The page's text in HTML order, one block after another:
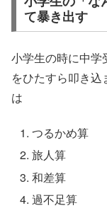
て暴き出す
小学生の時に中学
をひたすら叩き
は
つるかめ算
旅人算
和差算
過不足算